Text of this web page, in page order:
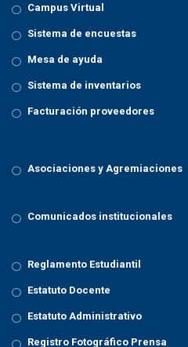
Campus Virtual
Sistema de encuestas
Mesa de ayuda
Sistema de inventarios
Facturación proveedores
Asociaciones y Agremiaciones
Comunicados institucionales
Reglamento Estudiantil
Estatuto Docente
Estatuto Administrativo
Registro Fotográfico Prensa